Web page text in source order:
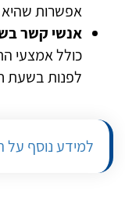
אפשרות
אנשי קשר
כולל אמצעי
לפנות בשעת
למידע נוסף